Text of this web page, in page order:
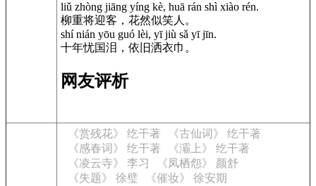
liǔ zhòng jiāng yíng kè, huā rán shì xiào rén.
柳重将迎客，花然似笑人。
shí nián yōu guó lèi, yī jiù sǎ yī jīn.
十年忧国泪，依旧洒衣巾。
网友评析
《赏残花》 纥干著
《古仙词》 纥干著
《感春词》 纥干著
《灞上》 纥干著
《凌云寺》 李习
《凤栖怨》 颜舒
《失题》 徐璧
《催妆》 徐安期